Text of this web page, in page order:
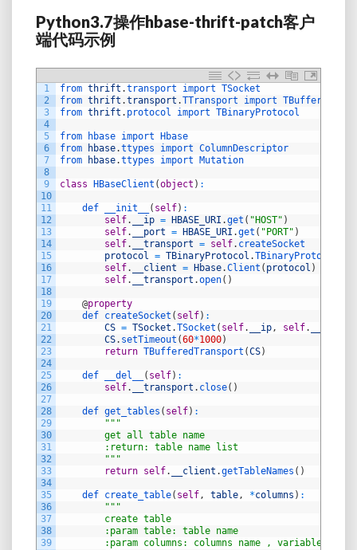
Python3.7操作hbase-thrift-patch客户
端代码示例
1
2
3
4
5
6
7
8
9
10
11
12
13
14
15
16
17
18
19
20
21
22
23
24
25
26
27
28
29
30
31
32
33
34
35
36
37
38
39
from thrift .transport import TSocket
from thrift .transport .TTransport import
from thrift . protocol import TBinaryProtocol
from hbase import
Hbase
from
hbase.ttypes import ColumnDescriptor
from
hbase.ttypes import Mutation
class HBaseClient (object ) :
def __init__ ( self) :
self. __ip = HBASE_URI .get ( "HOST" )
self. __port = HBASE_URI .get ( "PORT" )
self. __transport = self. createSocket
protocol = TBinaryProtocol .TBinaryProtocol
self. __client = Hbase.Client ( protocol )
self. __transport .open( )
@property
def createSocket ( self) :
CS = TSocket .TSocket ( self. __ip, self.
CS. setTimeout (60*1000)
return TBufferedTransport (CS)
def __del__ ( self) :
self. __transport . close( )
def get_tables ( self) :
"" "
get all table name
:return: table name list
" ""
return self. __client .getTableNames ( )
def create_table( self, table, *columns ) :
"" "
create table
:param table: table name
:param columns: columns name , variable